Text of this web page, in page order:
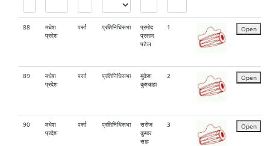
88
मधेश
प्रदेश
पर्सा प्रतिनिधिसभा
प्रमोद
प्रसाद
पटेल
1 Open
89
मधेश
प्रदेश
पर्सा प्रतिनिधिसभा
मुकेश
कुशवाहा
2 Open
90
मधेश
प्रदेश
पर्सा प्रतिनिधिसभा
सरोज
कुमार
साह
3 Open